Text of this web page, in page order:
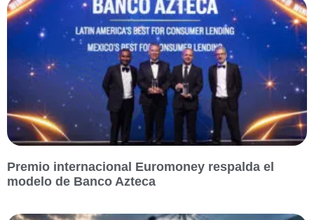
Premio internacional Euromoney respalda el
modelo de Banco Azteca